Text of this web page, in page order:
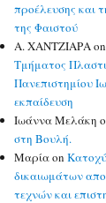
προέλευσης και
της Φαιστού
Α. ΧΑΝΤΖΙΑΡΑ
Τμήματος
Πανεπιστημίου
εκπαίδευση
Ιωάννα Μελάκη
στη Βουλή.
Μαρίαon
δικαιωμάτων
τεχνών και